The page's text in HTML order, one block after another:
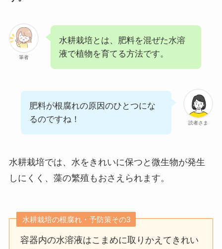
筆者
水耕栽培とは、肥料を混ぜた水溶
液で植物を育てる方法です。
読者さま
肥料が根腐れの原因のひとつにな
るのですね！
水耕栽培では、水をきれいに保つと微生物が発生
しにくく、藻の繁殖もおさえられます。
水耕栽培の根腐れ・予防策その3
容器内の水溶液はこまめに取りかえてきれい